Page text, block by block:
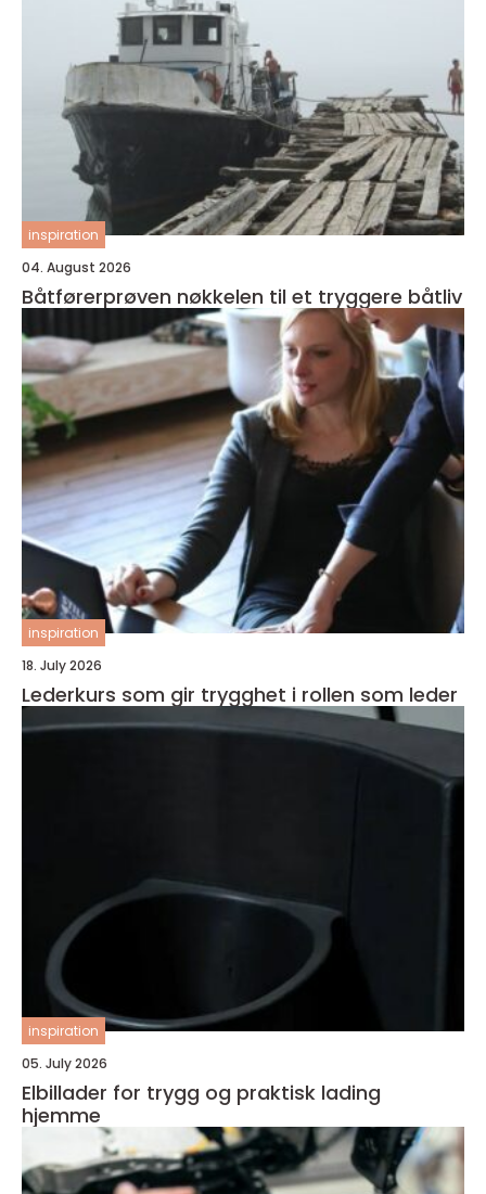
inspiration
04. August 2026
Båtførerprøven nøkkelen til et tryggere båtliv
inspiration
18. July 2026
Lederkurs som gir trygghet i rollen som leder
inspiration
05. July 2026
Elbillader for trygg og praktisk lading
hjemme